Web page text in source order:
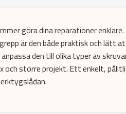
göra dina reparationer
är den både praktisk och lätt
den till olika typer av
och större projekt. Ett enkelt,